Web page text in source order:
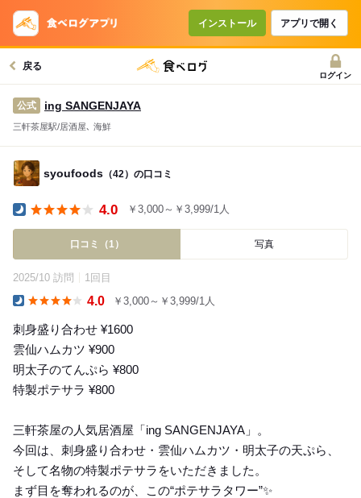
インストール アプリで開く
戻る
ログイン
公式 ing SANGENJAYA
三軒茶屋駅/居酒屋､ 海鮮
syoufoods （42）の口コミ
4.0 ￥3,000～￥3,999/1人
口コミ（1） 写真
2025/10 訪問 1回目
4.0 ￥3,000～￥3,999/1人
刺身盛り合わせ ¥1600
雲仙ハムカツ ¥900
明太子のてんぷら ¥800
特製ポテサラ ¥800
三軒茶屋の人気居酒屋「ing SANGENJAYA」。
今回は、刺身盛り合わせ・雲仙ハムカツ・明太子の天ぷら、
そして名物の特製ポテサラをいただきました。
まず目を奪われるのが、この“ポテサラタワー”✨